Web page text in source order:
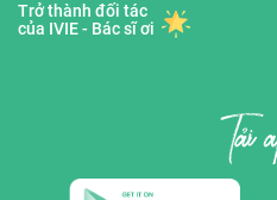
Trở thành đối tác
của IVIE - Bác sĩ ơi